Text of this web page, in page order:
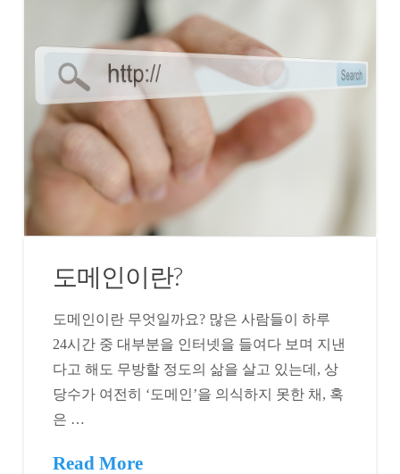
도메인이란?
도메인이란 무엇일까요? 많은 사람들이 하루
24시간 중 대부분을 인터넷을 들여다 보며 지낸
다고 해도 무방할 정도의 삶을 살고 있는데, 상
당수가 여전히 ‘도메인’을 의식하지 못한 채, 혹
은 …
Read More